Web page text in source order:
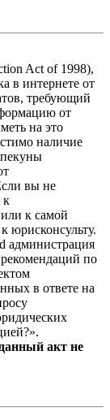
Act of 1998),
в интернете от
требующий
от
на это
наличие
вы не
к
к самой
юрисконсульту.
администрация
по
в ответе на
акт не